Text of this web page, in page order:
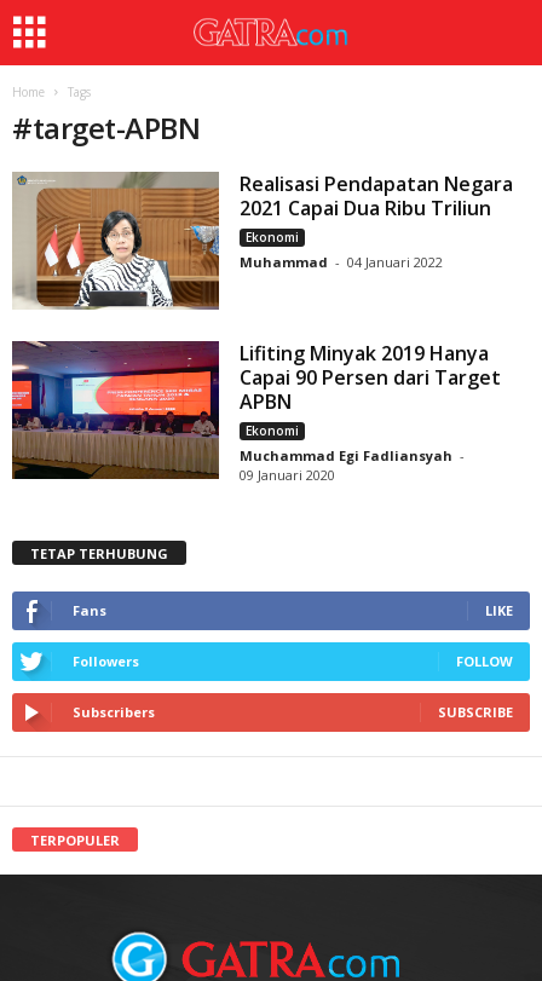
Home Tags
#target-APBN
Realisasi Pendapatan Negara
2021 Capai Dua Ribu Triliun
Ekonomi
Muhammad - 04 Januari 2022
Lifiting Minyak 2019 Hanya
Capai 90 Persen dari Target
APBN
Ekonomi
Muchammad Egi Fadliansyah -
09 Januari 2020
TETAP TERHUBUNG
Fans LIKE
Followers FOLLOW
Subscribers SUBSCRIBE
TERPOPULER